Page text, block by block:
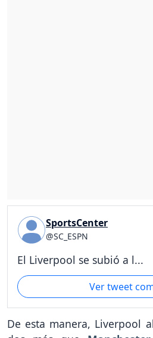
SportsCenter
@SC_ESPN
El Liverpool se subió a l...
Ver tweet
De esta manera, Liverpool